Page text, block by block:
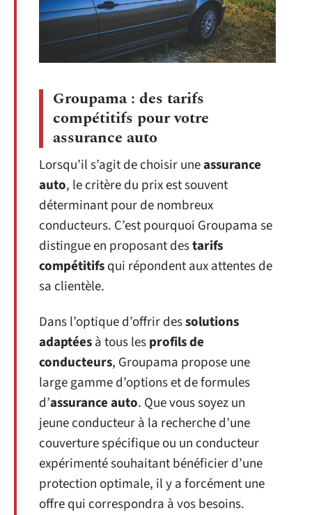
Groupama : des tarifs
compétitifs pour votre
assurance auto
Lorsqu’il s’agit de choisir uneassurance
auto, le critère du prix est souvent
déterminant pour de nombreux
conducteurs. C’est pourquoi Groupama se
distingue en proposant destarifs
compétitifsqui répondent aux attentes de
sa clientèle.
Dans l’optique d’offrir dessolutions
adaptéesà tous lesprofils de
conducteurs, Groupama propose une
large gamme d’options et de formules
d’assurance auto. Que vous soyez un
jeune conducteur à la recherche d’une
couverture spécifique ou un conducteur
expérimenté souhaitant bénéficier d’une
protection optimale, il y a forcément une
offre qui correspondra à vos besoins.